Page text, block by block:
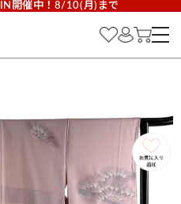
開催中！8/10(月)まで